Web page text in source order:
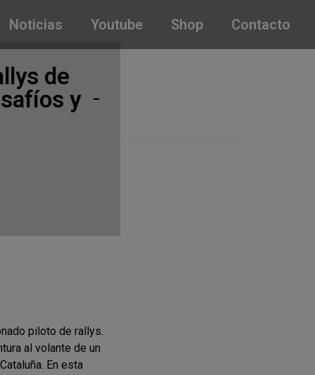
Noticias Youtube Shop Contacto
de
y
piloto de rallys.
al volante de un
En esta